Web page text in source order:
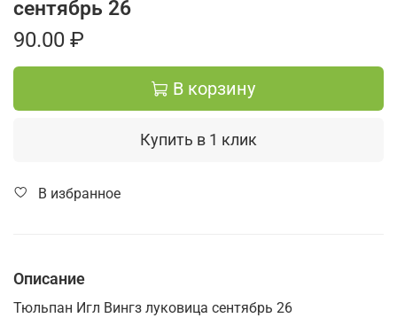
сентябрь 26
90.00 ₽
В корзину
Купить в 1 клик
В избранное
Описание
Тюльпан Игл Вингз луковица сентябрь 26